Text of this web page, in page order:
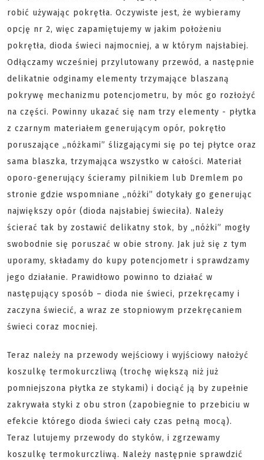
robić używając pokrętła. Oczywiste jest, że wybieramy
opcję nr 2, więc zapamiętujemy w jakim położeniu
pokrętła, dioda świeci najmocniej, a w którym najsłabiej.
Odłączamy wcześniej przylutowany przewód, a następnie
delikatnie odginamy elementy trzymające blaszaną
pokrywę mechanizmu potencjometru, by móc go rozłożyć
na części. Powinny ukazać się nam trzy elementy - płytka
z czarnym materiałem generującym opór, pokrętło
poruszające „nóżkami” ślizgającymi się po tej płytce oraz
sama blaszka, trzymająca wszystko w całości. Materiał
oporo-generujący ścieramy pilnikiem lub Dremlem po
stronie gdzie wspomniane „nóżki” dotykały go generując
największy opór (dioda najsłabiej świeciła). Należy
ścierać tak by zostawić delikatny stok, by „nóżki” mogły
swobodnie się poruszać w obie strony. Jak już się z tym
uporamy, składamy do kupy potencjometr i sprawdzamy
jego działanie. Prawidłowo powinno to działać w
następujący sposób – dioda nie świeci, przekręcamy i
zaczyna świecić, a wraz ze stopniowym przekręcaniem
świeci coraz mocniej.
Teraz należy na przewody wejściowy i wyjściowy nałożyć
koszulkę termokurczliwą (trochę większą niż już
pomniejszona płytka ze stykami) i dociąć ją by zupełnie
zakrywała styki z obu stron (zapobiegnie to przebiciu w
efekcie którego dioda świeci cały czas pełną mocą).
Teraz lutujemy przewody do styków, i zgrzewamy
koszulkę termokurczliwą. Należy następnie sprawdzić